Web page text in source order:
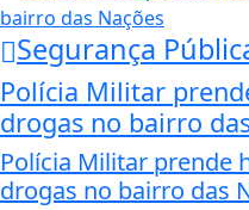
Segurança
Polícia Militar
drogas no bairro
Polícia Militar prende
drogas no bairro das